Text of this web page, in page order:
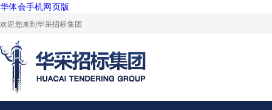
华体会手机网页版
欢迎您来到华采招标集团